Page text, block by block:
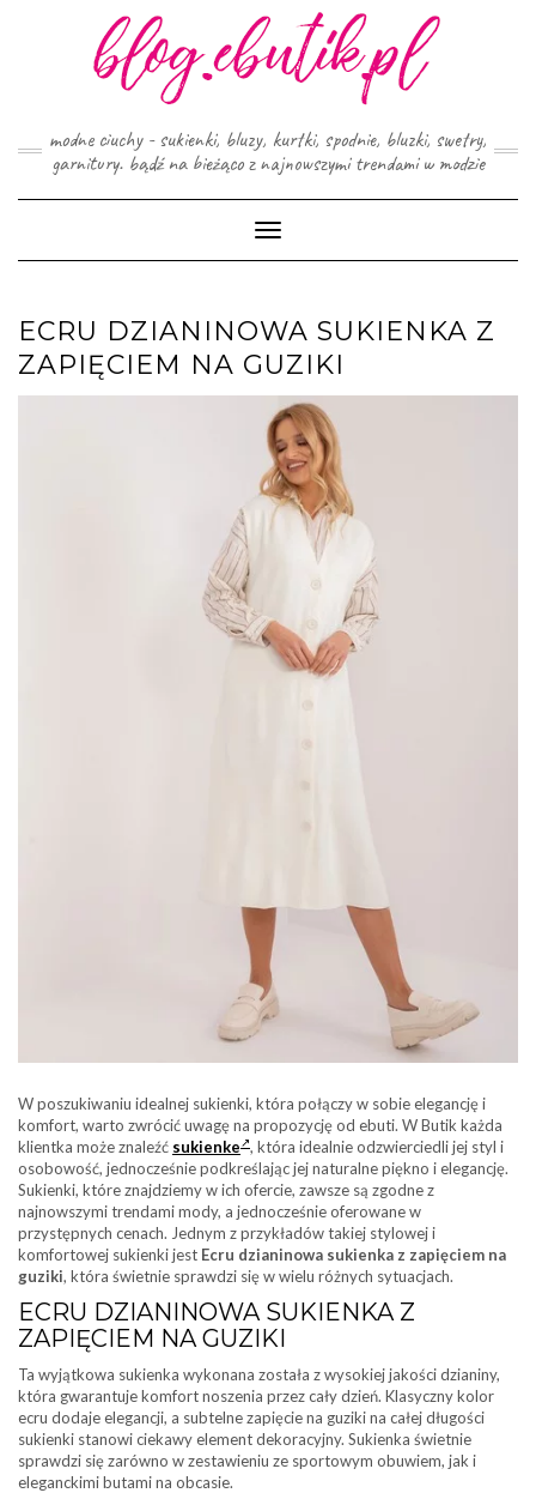
modne ciuchy - sukienki, bluzy, kurtki, spodnie, bluzki, swetry,
garnitury. bądź na bieżąco z najnowszymi trendami w modzie
Toggle
Navigation
ECRU DZIANINOWA SUKIENKA Z
ZAPIĘCIEM NA GUZIKI
W poszukiwaniu idealnej sukienki, która połączy w sobie elegancję i
komfort, warto zwrócić uwagę na propozycję od ebuti. W Butik każda
klientka może znaleźć sukienke , która idealnie odzwierciedli jej styl i
osobowość, jednocześnie podkreślając jej naturalne piękno i elegancję.
Sukienki, które znajdziemy w ich ofercie, zawsze są zgodne z
najnowszymi trendami mody, a jednocześnie oferowane w
przystępnych cenach. Jednym z przykładów takiej stylowej i
komfortowej sukienki jest Ecru dzianinowa sukienka z zapięciem na
guziki, która świetnie sprawdzi się w wielu różnych sytuacjach.
ECRU DZIANINOWA SUKIENKA Z
ZAPIĘCIEM NA GUZIKI
Ta wyjątkowa sukienka wykonana została z wysokiej jakości dzianiny,
która gwarantuje komfort noszenia przez cały dzień. Klasyczny kolor
ecru dodaje elegancji, a subtelne zapięcie na guziki na całej długości
sukienki stanowi ciekawy element dekoracyjny. Sukienka świetnie
sprawdzi się zarówno w zestawieniu ze sportowym obuwiem, jak i
eleganckimi butami na obcasie.